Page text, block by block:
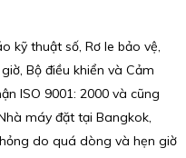
kỹ thuật số, Rơ le bảo vệ,
Bộ điều khiển và Cảm
ISO 9001: 2000 và cũng
máy đặt tại Bangkok,
do quá dòng và hẹn giờ